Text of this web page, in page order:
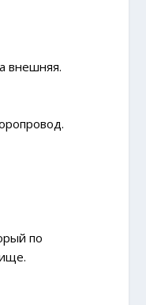
внешняя.
по